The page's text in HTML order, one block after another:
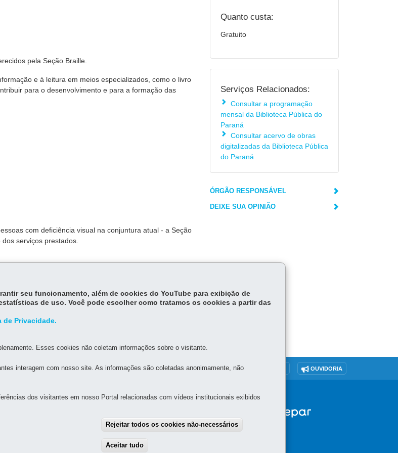
pela Seção Braille.
e à leitura em meios especializados, como o livro
para o desenvolvimento e para a formação das
com deficiência visual na conjuntura atual - a Seção
serviços prestados.
Quanto custa:
Gratuito
Serviços Relacionados:
Consultar a programação
mensal da Biblioteca Pública do
Paraná
Consultar acervo de obras
digitalizadas da Biblioteca Pública
do Paraná
ÓRGÃO RESPONSÁVEL
DEIXE SUA OPINIÃO
MAPA DO SITE DENUNCIE CORRUPÇÃO OUVIDORIA
MIGRATÓRIA
seu funcionamento, além de cookies do YouTube para exibição de
de uso. Você pode escolher como tratamos os cookies a partir das
de Privacidade.
Esses cookies não coletam informações sobre o visitante.
interagem com nosso site. As informações são coletadas anonimamente, não
dos visitantes em nosso Portal relacionadas com vídeos institucionais exibidos
Rejeitar todos os cookies não-necessários
Aceitar tudo